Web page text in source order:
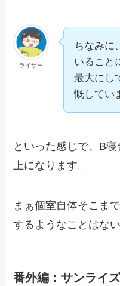
ライザー
ちなみに
いること
最大にし
慨してい
といった感じで、B
上になります。
まぁ個室自体そこま
するようなことはない
番外編：サンライ